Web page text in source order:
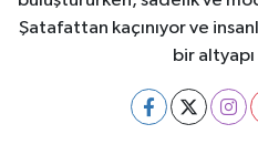
Şatafattan kaçınıyor ve
bir altyapı